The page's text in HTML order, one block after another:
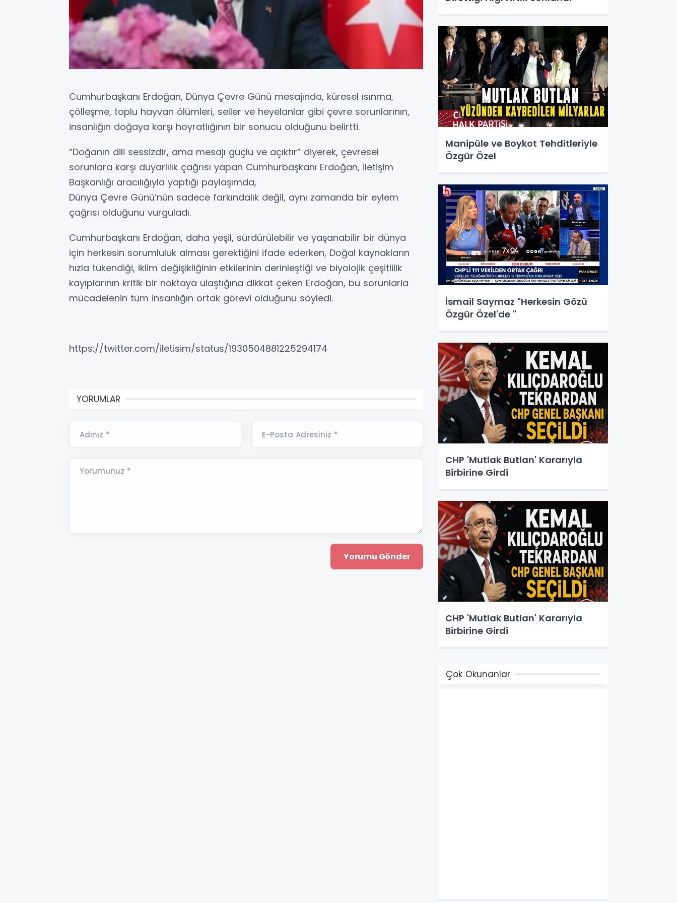
Cumhurbaşkanı Erdoğan, Dünya Çevre Günü mesajında, küresel ısınma,
çölleşme, toplu hayvan ölümleri, seller ve heyelanlar gibi çevre sorunlarının,
insanlığın doğaya karşı hoyratlığının bir sonucu olduğunu belirtti.
“Doğanın dili sessizdir, ama mesajı güçlü ve açıktır” diyerek, çevresel
sorunlara karşı duyarlılık çağrısı yapan Cumhurbaşkanı Erdoğan, İletişim
Başkanlığı aracılığıyla yaptığı paylaşımda,
Dünya Çevre Günü’nün sadece farkındalık değil, aynı zamanda bir eylem
çağrısı olduğunu vurguladı.
Cumhurbaşkanı Erdoğan, daha yeşil, sürdürülebilir ve yaşanabilir bir dünya
için herkesin sorumluluk alması gerektiğini ifade ederken, Doğal kaynakların
hızla tükendiği, iklim değişikliğinin etkilerinin derinleştiği ve biyolojik çeşitlilik
kayıplarının kritik bir noktaya ulaştığına dikkat çeken Erdoğan, bu sorunlarla
mücadelenin tüm insanlığın ortak görevi olduğunu söyledi.
https://twitter.com/iletisim/status/1930504881225294174
YORUMLAR
Adınız * E-Posta Adresiniz *
Yorumunuz *
Manipüle ve Boykot Tehditleriyle
Özgür Özel
İsmail Saymaz "Herkesin Gözü
Özgür Özel'de "
CHP 'Mutlak Butlan' Kararıyla
Birbirine Girdi
CHP 'Mutlak Butlan' Kararıyla
Birbirine Girdi
Çok Okunanlar